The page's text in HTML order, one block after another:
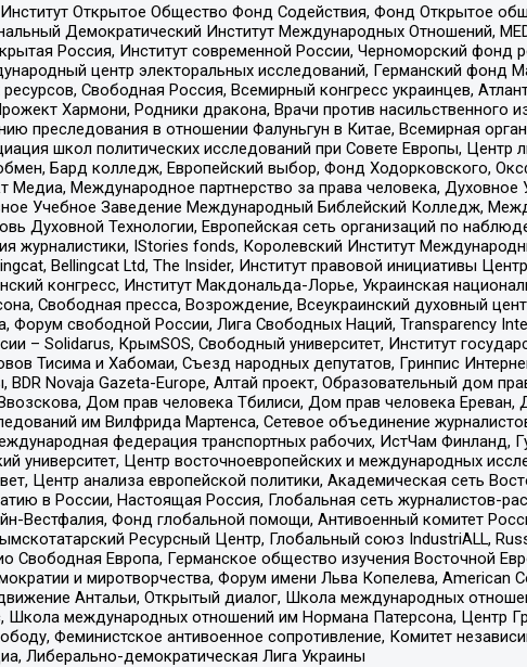
Открытое Общество Фонд Содействия, Фонд Открытое
Демократический Институт Международных Отношений,
Россия, Институт современной России, Черноморский фонд
центр электоральных исследований, Германский фонд
Свободная Россия, Всемирный конгресс украинцев,
Хармони, Родники дракона, Врачи против насильственного
преследования в отношении Фалуньгун в Китае, Всемирная
школ политических исследований при Совете Европы, Центр
Бард колледж, Европейский выбор, Фонд Ходорковского,
Международное партнерство за права человека, Духовное
Учебное Заведение Международный Библейский Колледж,
Духовной Технологии, Европейская сеть организаций по
IStories fonds, Королевский Институт
Bellingcat Ltd, The Insider, Институт правовой инициативы
конгресс, Институт Макдональда-Лорье, Украинская
Свободная пресса, Возрождение, Всеукраинский духовный
свободной России, Лига Свободных Наций, Transparеncy
– Solidarus, КрымSOS, Свободный университет, Институт
Тисима и Хабомаи, Съезд народных депутатов, Гринпис
Novaja Gazeta-Europe, Алтай проект, Образовательный дом
Дом прав человека Тбилиси, Дом прав человека
им Вилфрида Мартенса, Сетевое объединение
федерация транспортных рабочих, ИстЧам Финланд,
университет, Центр восточноевропейских и международных
Центр анализа европейской политики, Академическая сеть
в России, Настоящая Россия, Глобальная сеть журналистов-
Вестфалия, Фонд глобальной помощи, Антивоенный комитет
Ресурсный Центр, Глобальный союз IndustriALL,
Свободная Европа, Германское общество изучения Восточной
и миротворчества, Форум имени Льва Копелева, American
Антальи, Открытый диалог, Школа международных
Школа международных отношений им Нормана Патерсона, Центр
Феминистское антивоенное сопротивление, Комитет
Либерально-демократическая Лига Украины